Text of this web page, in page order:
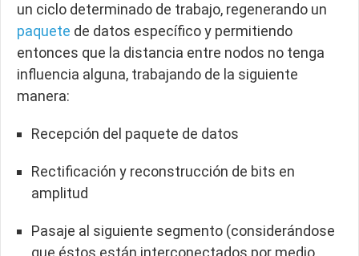
un ciclo determinado de trabajo, regenerando un
paquete de datos específico y permitiendo
entonces que la distancia entre nodos no tenga
influencia alguna, trabajando de la siguiente
manera:
Recepción del paquete de datos
Rectificación y reconstrucción de bits en
amplitud
Pasaje al siguiente segmento (considerándose
que éstos están interconectados por medio